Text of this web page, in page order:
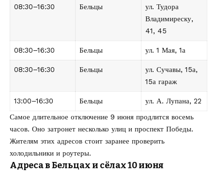
08:30–16:30 Бельцы
ул. Тудора
Владимиреску,
41, 45
08:30–16:30 Бельцы ул. 1 Мая, 1а
08:30–16:30 Бельцы
ул. Сучавы, 15а,
15а гараж
13:00–16:30 Бельцы
ул. А. Лупана, 22
Самое длительное отключение 9 июня продлится восемь
часов. Оно затронет несколько улиц и проспект Победы.
Жителям этих адресов стоит заранее проверить
холодильники и роутеры.
Адреса в Бельцах и сёлах 10 июня